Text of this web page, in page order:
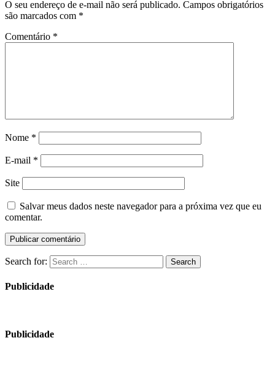
O seu endereço de e-mail não será publicado. Campos obrigatórios
são marcados com *
Comentário *
Nome *
E-mail *
Site
Salvar meus dados neste navegador para a próxima vez que eu
comentar.
Search for: Search
Publicidade
Publicidade